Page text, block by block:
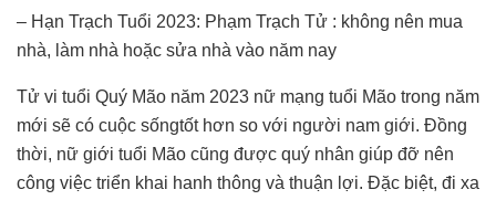
– Hạn Trạch Tuổi 2023: Phạm Trạch Tử : không nên mua
nhà, làm nhà hoặc sửa nhà vào năm nay
Tử vi tuổi Quý Mão năm 2023 nữ mạng tuổi Mão trong năm
mới sẽ có cuộc sốngtốt hơn so với người nam giới. Đồng
thời, nữ giới tuổi Mão cũng được quý nhân giúp đỡ nên
công việc triển khai hanh thông và thuận lợi. Đặc biệt, đi xa